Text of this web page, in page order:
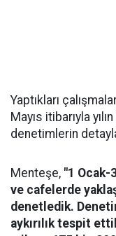
Yaptıkları
Mayıs itibarıyla
denetimlerin
Menteşe, "1 Ocak-
ve cafelerde
denetledik.
aykırılık tespit